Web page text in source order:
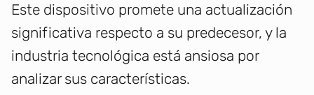
Este dispositivo promete una actualización
significativa respecto a su predecesor, y la
industria tecnológica está ansiosa por
analizar sus características.